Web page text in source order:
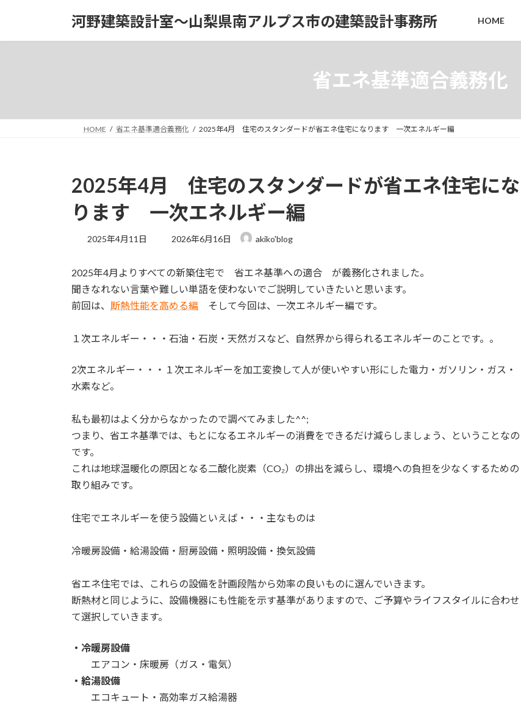
河野建築設計室～山梨県南アルプス市の建築設計事務所 HOME
省エネ基準適合義務化
HOME 省エネ基準適合義務化 2025年4月 住宅のスタンダードが省エネ住宅になります 一次エネルギー編
2025年4月 住宅のスタンダードが省エネ住宅にな
ります 一次エネルギー編
2025年4月11日
最
新
日
:
2026年6月16日 akiko'blog
2025年4月よりすべての新築住宅で 省エネ基準への適合 が義務化されました。
聞きなれない言葉や難しい単語を使わないでご説明していきたいと思います。
前回は、
断熱性能を高める編 そして今回は、一次エネルギー編です。
１次エネルギー・・・石油・石炭・天然ガスなど、自然界から得られるエネルギーのことです。。
2次エネルギー・・・１次エネルギーを加工変換して人が使いやすい形にした電力・ガソリン・ガス・
水素など。
私も最初はよく分からなかったので調べてみました^^;
つまり、省エネ基準では、もとになるエネルギーの消費をできるだけ減らしましょう、ということなの
です。
これは地球温暖化の原因となる二酸化炭素（CO₂）の排出を減らし、環境への負担を少なくするための
取り組みです。
住宅でエネルギーを使う設備といえば・・・主なものは
冷暖房設備・給湯設備・厨房設備・照明設備・換気設備
省エネ住宅では、これらの設備を計画段階から効率の良いものに選んでいきます。
断熱材と同じように、設備機器にも性能を示す基準がありますので、ご予算やライフスタイルに合わせ
て選択していきます。
・冷暖房設備
エアコン・床暖房（ガス・電気）
・給湯設備
エコキュート・高効率ガス給湯器